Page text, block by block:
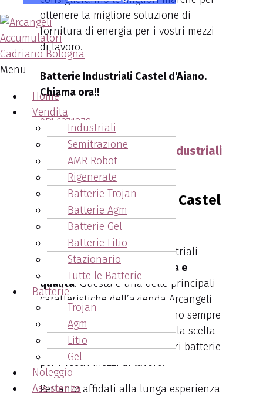
Menu
Home
Vendita
Industriali
Semitrazione
AMR Robot
Rigenerate
Batterie Trojan
Batterie Agm
Batterie Gel
Batterie Litio
Stazionario
Tutte le Batterie
Batterie
Trojan
Agm
Litio
Gel
Noleggio
Assistenza
ottenere la migliore soluzione di
fornitura di energia per i vostri mezzi
di lavoro.
Batterie Industriali Castel d'Aiano.
Chiama ora!!
051.6271878
L'utilizzo delle batterie industriali
Castel d'Aiano
Tutte le nostre batterie industriali
sono sempre diottima marca e
qualità. Questa è una delle principali
caratteristiche dell’azienda Arcangeli
Accumulatori. Inoltre forniamo sempre
consulenza ed assistenza nella scelta
e individuazione delle migliori batterie
per i vostri mezzi di lavoro.
Pertanto affidati alla lunga esperienza